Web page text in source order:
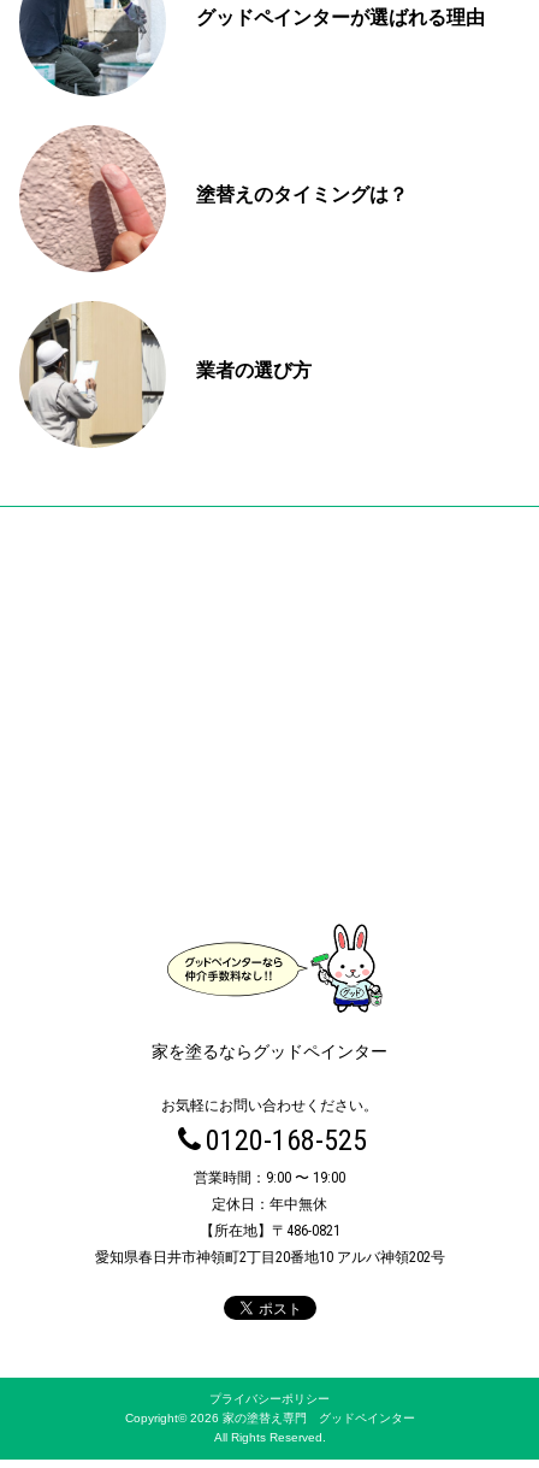
グッドペインターが選ばれる理由
塗替えのタイミングは？
業者の選び方
家を塗るならグッドペインター
お気軽にお問い合わせください。
0120-168-525
営業時間：9:00 〜 19:00
定休日：年中無休
【所在地】〒486-0821
愛知県春日井市神領町2丁目20番地10 アルバ神領202号
プライバシーポリシー
Copyright© 2026 家の塗替え専門 グッドペインター
All Rights Reserved.